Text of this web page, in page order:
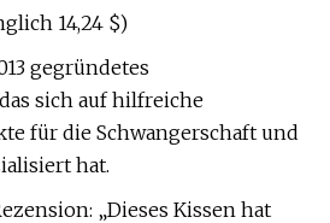
14,24 $)
gegründetes
sich auf hilfreiche
für die Schwangerschaft und
hat.
„Dieses Kissen hat